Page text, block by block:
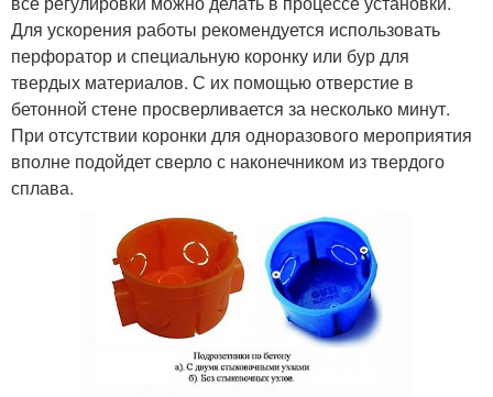
Для ускорения работы рекомендуется использовать
перфоратор и специальную коронку или бур для
твердых материалов. С их помощью отверстие в
бетонной стене просверливается за несколько минут.
При отсутствии коронки для одноразового мероприятия
вполне подойдет сверло с наконечником из твердого
сплава.